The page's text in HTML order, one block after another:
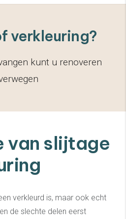
verkleuring?
kunt u renoveren
van slijtage
verkleurd is, maar ook echt
de slechte delen eerst